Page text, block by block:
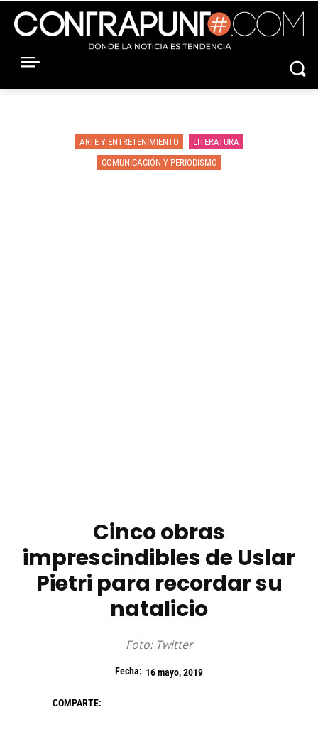
ARTE Y ENTRETENIMIENTO
LITERATURA
COMUNICACIÓN Y PERIODISMO
Cinco obras
imprescindibles de Uslar
Pietri para recordar su
natalicio
Foto: Twitter
Fecha: 16 mayo, 2019
COMPARTE: